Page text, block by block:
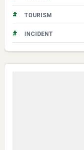
# TOURISM
# INCIDENT